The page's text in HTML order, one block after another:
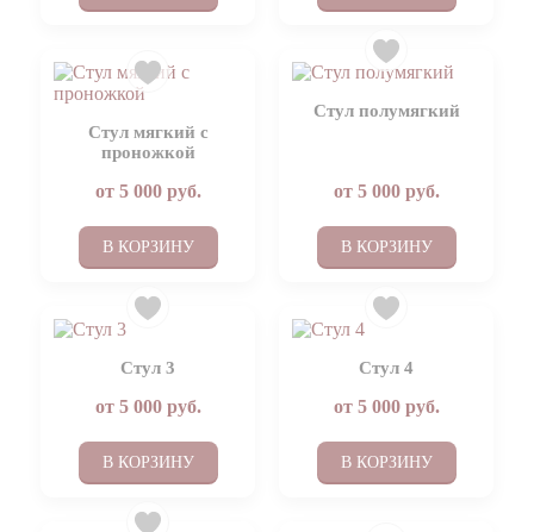
Cтул мягкий с
проножкой
от 5 000руб.
В КОРЗИНУ
Стул полумягкий
от 5 000руб.
В КОРЗИНУ
Стул 3
от 5 000руб.
В КОРЗИНУ
Стул 4
от 5 000руб.
В КОРЗИНУ